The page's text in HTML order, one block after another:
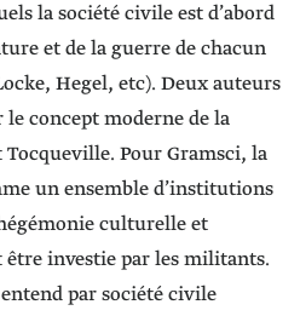
la société civile est d’abord
et de la guerre de chacun
Hegel, etc). Deux auteurs
concept moderne de la
Pour Gramsci, la
un ensemble d’institutions
culturelle et
investie par les militants.
par société civile